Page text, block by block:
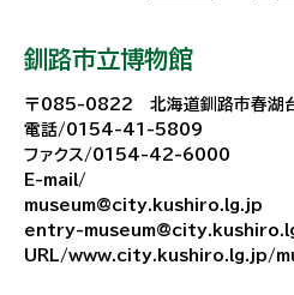
釧路市立博物館
〒085-0822 北海道釧路市春湖
電話/0154-41-5809
ファクス/0154-42-6000
E-mail/
museum@city.kushiro.lg.jp
entry-
URL/www.city.kushiro.lg.jp/